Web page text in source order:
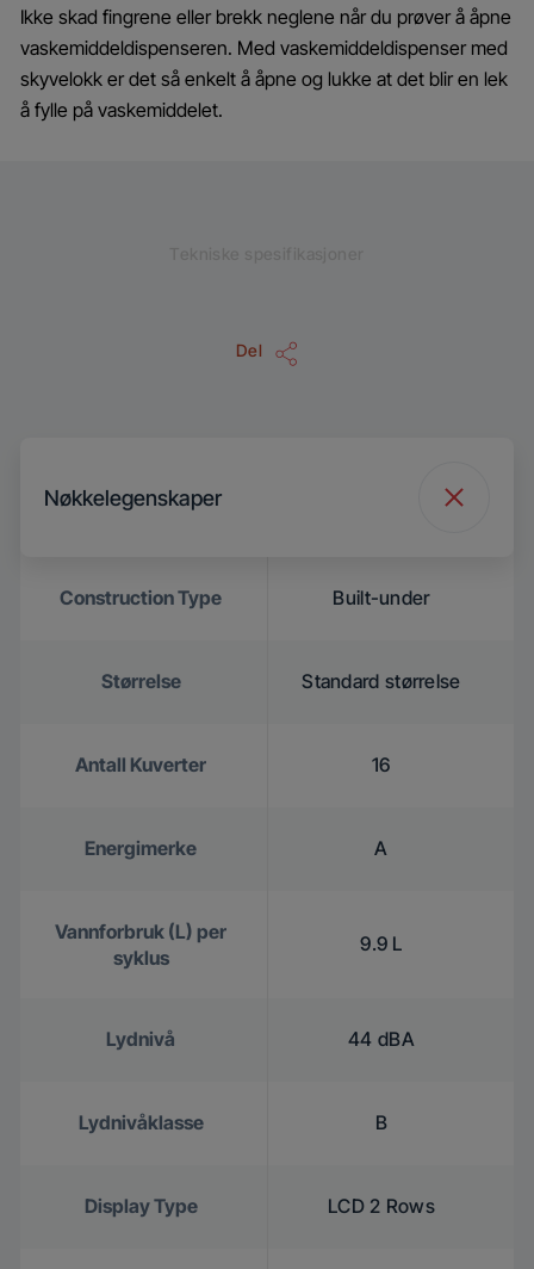
Ikke skad fingrene eller brekk neglene når du prøver å åpne
vaskemiddeldispenseren. Med vaskemiddeldispenser med
skyvelokk er det så enkelt å åpne og lukke at det blir en lek
å fylle på vaskemiddelet.
Del
Nøkkelegenskaper
Construction Type Built-under
Størrelse Standard størrelse
Antall Kuverter 16
Energimerke A
Vannforbruk (L) per
syklus
9.9 L
Lydnivå 44 dBA
Lydnivåklasse B
Display Type LCD 2 Rows